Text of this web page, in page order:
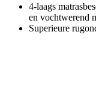
4-laags
en vochtwerend
Superieure